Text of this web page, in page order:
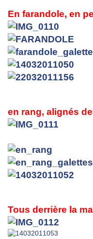
En farandole, en
en rang, alignés
Tous derrière la